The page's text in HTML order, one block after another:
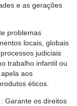
e as gerações
problemas
locais, globais
judiciais
trabalho infantil ou
aos
éticos.
: Garante os direitos